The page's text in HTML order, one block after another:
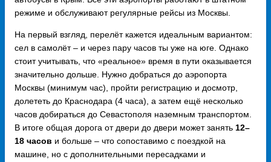
режиме и обслуживают регулярные рейсы из Москвы.
На первый взгляд, перелёт кажется идеальным вариантом:
сел в самолёт – и через пару часов ты уже на юге. Однако
стоит учитывать, что «реальное» время в пути оказывается
значительно дольше. Нужно добраться до аэропорта
Москвы (минимум час), пройти регистрацию и досмотр,
долететь до Краснодара (4 часа), а затем ещё несколько
часов добираться до Севастополя наземным транспортом.
В итоге общая дорога от двери до двери может занять 12–
18 часов и больше – что сопоставимо с поездкой на
машине, но с дополнительными пересадками и